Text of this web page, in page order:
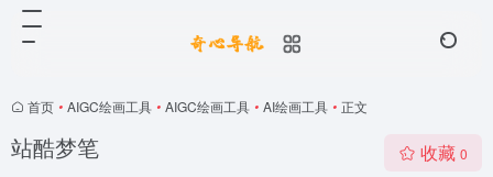
首页 • AIGC绘画工具 • AIGC绘画工具 • AI绘画工具 • 正文
站酷梦笔 收藏 0